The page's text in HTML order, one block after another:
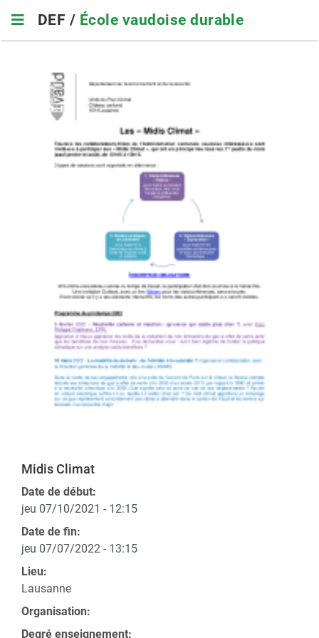
main
DEF / École vaudoise durable
Midis Climat
Date de début:
jeu 07/10/2021 - 12:15
Date de fin:
jeu 07/07/2022 - 13:15
Lieu:
Lausanne
Organisation:
Degré enseignement: